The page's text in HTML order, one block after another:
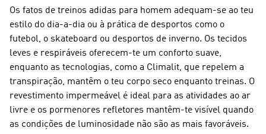
Os fatos de treinos adidas para homem adequam-se ao teu
estilo do dia-a-dia ou à prática de desportos como o
futebol, o skateboard ou desportos de inverno. Os tecidos
leves e respiráveis oferecem-te um conforto suave,
enquanto as tecnologias, como a Climalit, que repelem a
transpiração, mantêm o teu corpo seco enquanto treinas. O
revestimento impermeável é ideal para as atividades ao ar
livre e os pormenores refletores mantêm-te visível quando
as condições de luminosidade não são as mais favoráveis.